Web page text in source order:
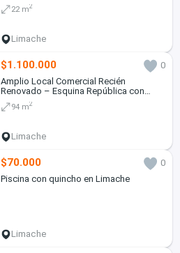
22 m2
Limache
$1.100.000
0
Amplio Local Comercial Recién
Renovado – Esquina República con
Andrés Bello, Centro de Limache
94 m2
Limache
$70.000
0
Piscina con quincho en Limache
Limache